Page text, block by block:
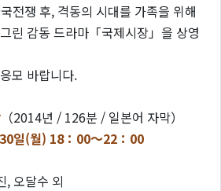
전쟁 후, 격동의 시대를 가족을 위해
린 감동 드라마「국제시장」을 상영
모 바랍니다.
（2014년 / 126분 / 일본어 자막）
일(월) 18：00～22：00
오달수 외